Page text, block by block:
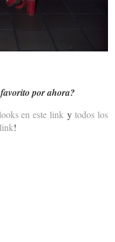
por ahora?
en este link ytodos los
!